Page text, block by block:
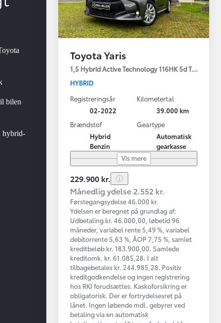
bilen
hybrid-
Toyota Yaris
1,5 Hybrid Active Technology 116HK 5d Trinl. Gear
HYBRID
Registreringsår
02-2022
Kilometertal
39.000 km
Brændstof
Hybrid
Benzin
Geartype
Automatisk
gearkasse
Vis mere
229.900 kr.
Månedlig ydelse 2.552 kr.
Førstegangsydelse 46.000 kr.
Ydelsen er beregnet på grundlag af:
Udbetaling kr. 46.000,00, løbetid 96
måneder, variabel rente 5,49 %, variabel
debitorrente 5,63 %, ÅOP 7,75 %, samlet
kreditbeløb kr. 183.900,00. Samlede
kreditomk. kr. 61.085,28. I alt
tilbagebetales kr. 244.985,28. Positiv
kreditgodkendelse og ingen registrering
hos RKI forudsættes. Kaskoforsikring er
obligatorisk. Der er fortrydelsesret på
lånet. Ingen løbende mdl. gebyrer ved
betaling via en automatisk